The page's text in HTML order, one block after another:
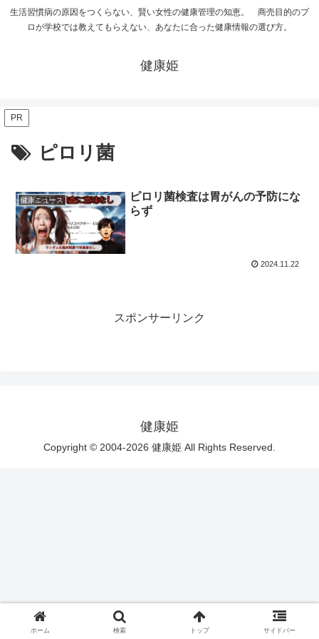
生活習慣病の原因をつくらない、賢い女性の健康管理の知恵。 商売目的のプ
ロが学校では教えてもらえない、あなたに合った健康情報の選び方。
健康姫
PR
ピロリ菌
健康ニュース
ピロリ菌検査は胃がんの予防にな
らず
2024.11.22
スポンサーリンク
健康姫
Copyright © 2004-2026 健康姫 All Rights Reserved.
ホーム 検索 トップ サイドバー